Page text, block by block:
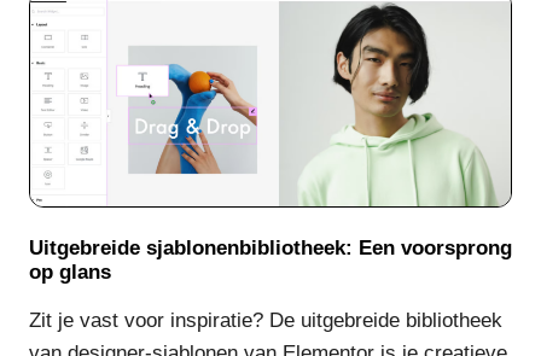
Uitgebreide sjablonenbibliotheek: Een voorsprong
op glans
Zit je vast voor inspiratie? De uitgebreide bibliotheek